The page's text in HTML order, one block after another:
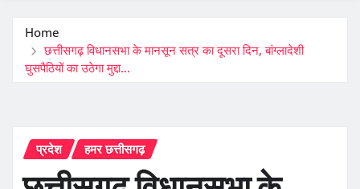
Home
छत्तीसगढ़ विधानसभा के मानसून सत्र का दूसरा दिन, बांग्लादेशी
घुसपैठियों का उठेगा मुद्दा…
प्रदेश हमर छत्तीसगढ़